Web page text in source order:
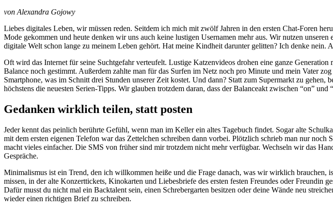
von Alexandra Gojowy
Liebes digitales Leben, wir müssen reden. Seitdem ich mich mit zwölf Jahren in den ersten Chat-Foren
Mode gekommen und heute denken wir uns auch keine lustigen Usernamen mehr aus. Wir nutzen
digitale Welt schon lange zu meinem Leben gehört. Hat meine Kindheit darunter gelitten? Ich denke nein.
Oft wird das Internet für seine Suchtgefahr verteufelt. Lustige Katzenvideos drohen eine ganze
Balance noch gestimmt. Außerdem zahlte man für das Surfen im Netz noch pro Minute und mein Vater
Smartphone, was im Schnitt drei Stunden unserer Zeit kostet. Und dann? Statt zum Supermarkt zu
höchstens die neuesten Serien-Tipps. Wir glauben trotzdem daran, dass der Balanceakt zwischen “on”
Gedanken wirklich teilen, statt posten
Jeder kennt das peinlich berührte Gefühl, wenn man im Keller ein altes Tagebuch findet. Sogar alte
mit dem ersten eigenen Telefon war das Zettelchen schreiben dann vorbei. Plötzlich schrieb man nur
macht vieles einfacher. Die SMS von früher sind mir trotzdem nicht mehr verfügbar. Wechseln wir das
Gespräche.
Minimalismus ist ein Trend, den ich willkommen heiße und die Frage danach, was wir wirklich brauchen,
missen, in der alte Konzerttickets, Kinokarten und Liebesbriefe des ersten festen Freundes oder
Dafür musst du nicht mal ein Backtalent sein, einen Schrebergarten besitzen oder deine Wände neu
wieder einen richtigen Brief zu schreiben.